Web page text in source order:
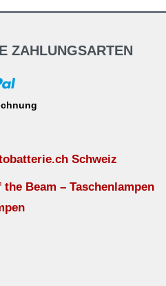
ZAHLUNGSARTEN
Schweiz
the Beam – Taschenlampen